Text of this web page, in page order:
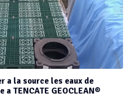
a la source les eaux de
TENCATE GEOCLEAN®